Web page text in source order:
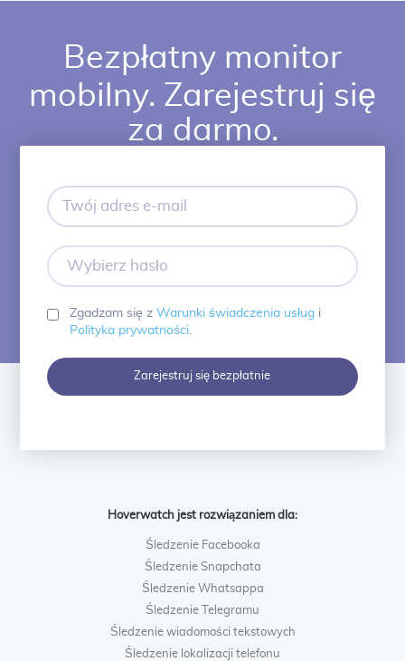
Bezpłatny monitor
mobilny. Zarejestruj się
za darmo.
mail
Zgadzam się z Warunki świadczenia usługi
Polityka prywatności.
Zarejestruj się bezpłatnie
Hoverwatch jest rozwiązaniem dla:
Śledzenie Facebooka
Śledzenie Snapchata
Śledzenie Whatsappa
Śledzenie Telegramu
Śledzenie wiadomości tekstowych
Śledzenie lokalizacji telefonu